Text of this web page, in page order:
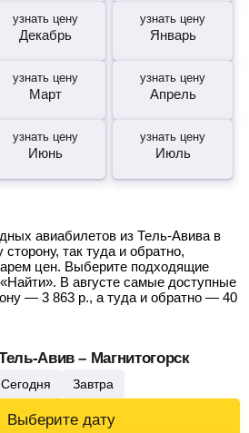
узнать цену
Декабрь
узнать цену
Январь
узнать цену
Март
узнать цену
Апрель
узнать цену
Июнь
узнать цену
Июль
авиабилетов из Тель-Авива в
сторону, так туда и обратно,
цен. Выберите подходящие
В августе самые доступные
— 3 863 р., а туда и обратно — 40
Авив – Магнитогорск
Сегодня Завтра
Выберите дату